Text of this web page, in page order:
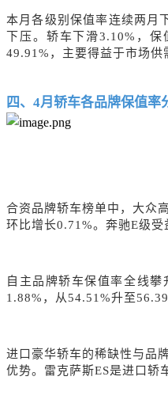
本月各级别保值率连续两月
下压。轿车下滑3.10%，
49.91%，主要得益于市场供
四、 4月 轿车各品牌保值率
合资品牌轿车榜单中 ， 大众
环比增长0.71%。奔驰E级
自主品牌轿车保值率全线
1.88%，从54.51%升至
进口豪华轿车的稀缺性与品
优势。雷克萨斯ES是进口轿